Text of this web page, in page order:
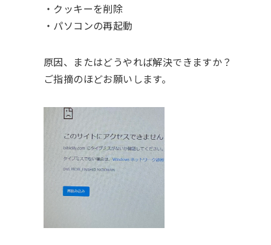
・クッキーを削除
・パソコンの再起動
原因、またはどうやれば解決できますか？
ご指摘のほどお願いします。